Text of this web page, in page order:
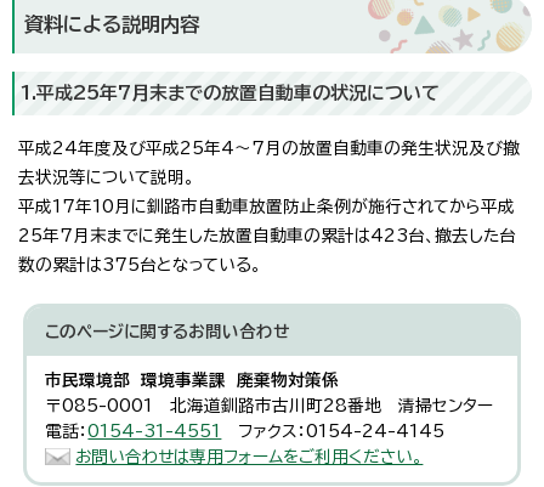
資料による説明内容
1.平成25年7月末までの放置自動車の状況について
平成24年度及び平成25年4～7月の放置自動車の発生状況及び撤
去状況等について説明。
平成17年10月に釧路市自動車放置防止条例が施行されてから平成
25年7月末までに発生した放置自動車の累計は423台、撤去した台
数の累計は375台となっている。
このページに関するお問い合わせ
市民環境部 環境事業課 廃棄物対策係
〒085-0001 北海道釧路市古川町28番地 清掃センター
電話：0154-31-4551
ファクス：0154-24-4145
お問い合わせは専用フォームをご利用ください。